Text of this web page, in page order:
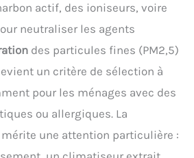
actif, des ioniseurs, voire
neutraliser les agents
des particules fines (PM2,5)
un critère de sélection à
pour les ménages avec des
ou allergiques. La
mérite une attention particulière :